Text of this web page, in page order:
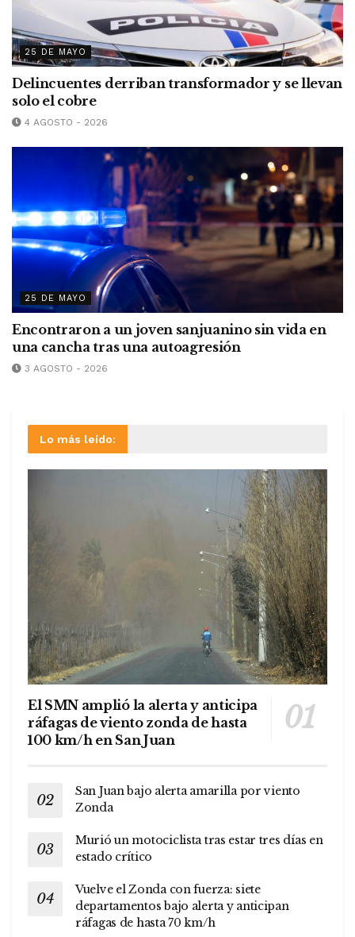
25 DE MAYO
Delincuentes derriban transformador y se llevan
solo el cobre
4 AGOSTO - 2026
25 DE MAYO
Encontraron a un joven sanjuanino sin vida en
una cancha tras una autoagresión
3 AGOSTO - 2026
Lo más leído:
El SMN amplió la alerta y anticipa
ráfagas de viento zonda de hasta
100 km/h en San Juan
San Juan bajo alerta amarilla por viento
Zonda
Murió un motociclista tras estar tres días en
estado crítico
Vuelve el Zonda con fuerza: siete
departamentos bajo alerta y anticipan
ráfagas de hasta 70 km/h